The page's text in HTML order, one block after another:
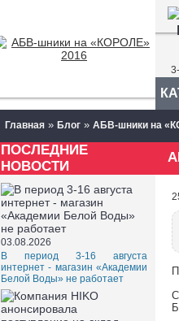
Главная » Блог » АБВ-шники на
ПОСЛЕДНИЕ
НОВОСТИ
03.08.2026
В период 3-16 августа
интернет - магазин «Академии
Белой Воды» не работает